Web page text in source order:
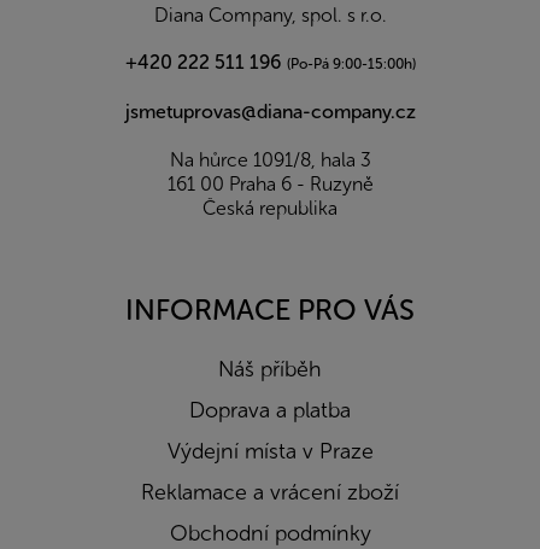
Diana Company, spol. s r.o.
+420 222 511 196 (Po-Pá 9:00-15:00h)
jsmetuprovas@diana-company.cz
Na hůrce 1091/8, hala 3
161 00 Praha 6 - Ruzyně
Česká republika
INFORMACE PRO VÁS
Náš příběh
Doprava a platba
Výdejní místa v Praze
Reklamace a vrácení zboží
Obchodní podmínky